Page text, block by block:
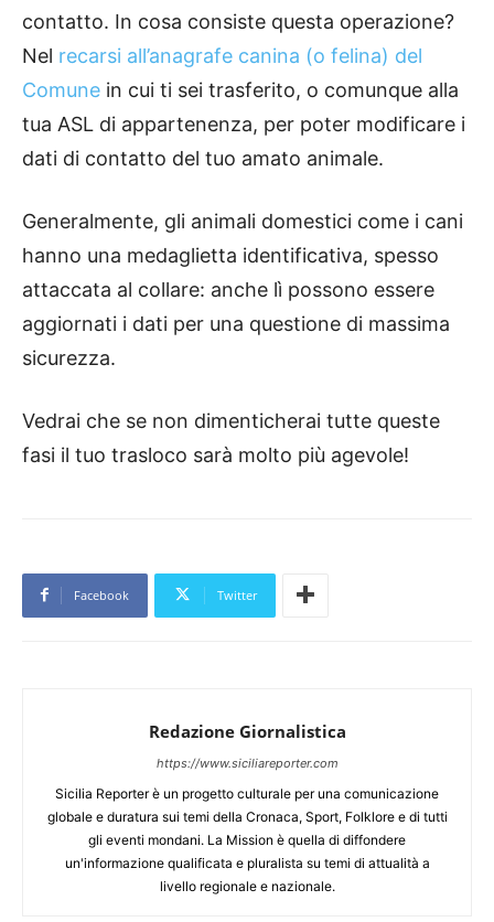
contatto. In cosa consiste questa operazione?
Nel recarsi all’anagrafe canina (o felina) del
Comune in cui ti sei trasferito, o comunque alla
tua ASL di appartenenza, per poter modificare i
dati di contatto del tuo amato animale.
Generalmente, gli animali domestici come i cani
hanno una medaglietta identificativa, spesso
attaccata al collare: anche lì possono essere
aggiornati i dati per una questione di massima
sicurezza.
Vedrai che se non dimenticherai tutte queste
fasi il tuo trasloco sarà molto più agevole!
Facebook Twitter
Redazione Giornalistica
https://www.siciliareporter.com
Sicilia Reporter è un progetto culturale per una comunicazione
globale e duratura sui temi della Cronaca, Sport, Folklore e di tutti
gli eventi mondani. La Mission è quella di diffondere
un'informazione qualificata e pluralista su temi di attualità a
livello regionale e nazionale.